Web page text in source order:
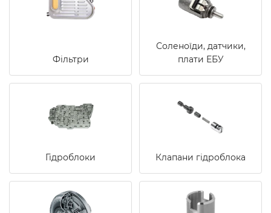
Фільтри
Соленоїди, датчики,
плати ЕБУ
Гідроблоки Клапани гідроблока